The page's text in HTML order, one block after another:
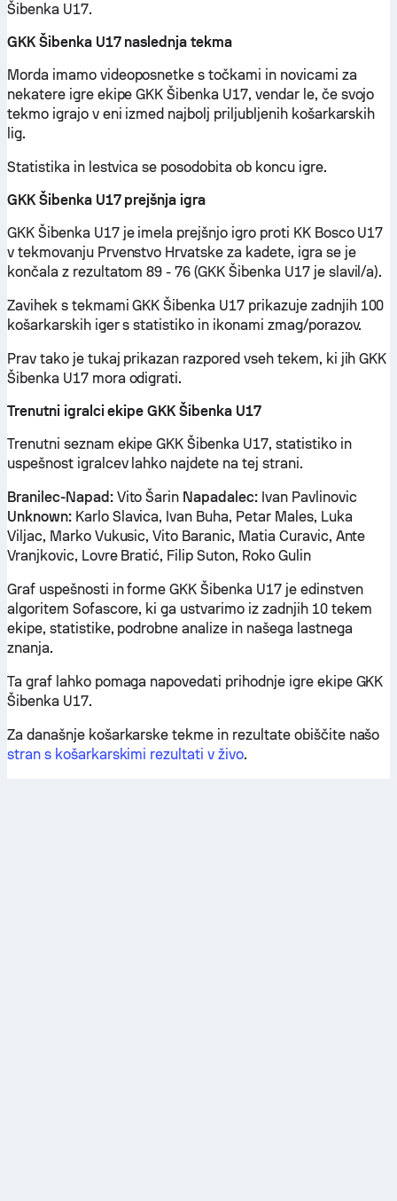
Šibenka U17.
GKK Šibenka U17 naslednja tekma
Morda imamo videoposnetke s točkami in novicami za
nekatere igre ekipe GKK Šibenka U17, vendar le, če svojo
tekmo igrajo v eni izmed najbolj priljubljenih košarkarskih
lig.
Statistika in lestvica se posodobita ob koncu igre.
GKK Šibenka U17 prejšnja igra
GKK Šibenka U17 je imela prejšnjo igro proti KK Bosco U17
v tekmovanju Prvenstvo Hrvatske za kadete, igra se je
končala z rezultatom 89 - 76 (GKK Šibenka U17 je slavil/a).
Zavihek s tekmami GKK Šibenka U17 prikazuje zadnjih 100
košarkarskih iger s statistiko in ikonami zmag/porazov.
Prav tako je tukaj prikazan razpored vseh tekem, ki jih GKK
Šibenka U17 mora odigrati.
Trenutni igralci ekipe GKK Šibenka U17
Trenutni seznam ekipe GKK Šibenka U17, statistiko in
uspešnost igralcev lahko najdete na tej strani.
Branilec-Napad:Vito Šarin Napadalec: Ivan Pavlinovic
Unknown:Karlo Slavica, Ivan Buha, Petar Males, Luka
Viljac, Marko Vukusic, Vito Baranic, Matia Curavic, Ante
Vranjkovic, Lovre Bratić, Filip Suton, Roko Gulin
Graf uspešnosti in forme GKK Šibenka U17 je edinstven
algoritem Sofascore, ki ga ustvarimo iz zadnjih 10 tekem
ekipe, statistike, podrobne analize in našega lastnega
znanja.
Ta graf lahko pomaga napovedati prihodnje igre ekipe GKK
Šibenka U17.
Za današnje košarkarske tekme in rezultate obiščite našo
stran s košarkarskimi rezultati v živo.